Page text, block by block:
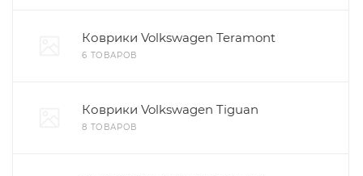
Коврики Volkswagen Teramont
6 ТОВАРОВ
Коврики Volkswagen Tiguan
8 ТОВАРОВ